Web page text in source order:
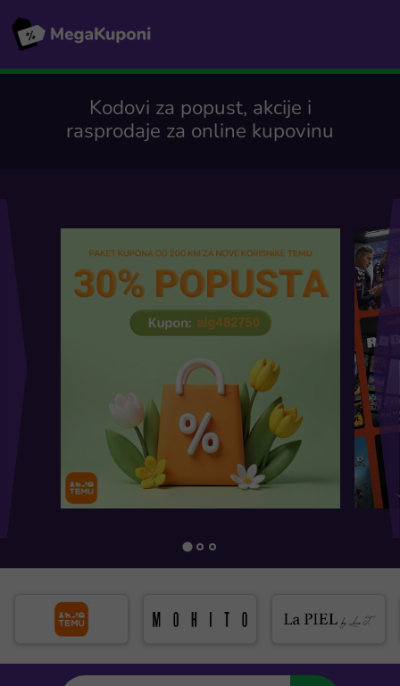
Kodovi za popust, akcije i
rasprodaje za online kupovinu